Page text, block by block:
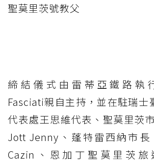
聖莫里茨號教父
締結儀式由雷蒂亞鐵路執
Fasciati親自主持，並在駐瑞士
代表處王思維代表、聖莫里茨
Jott Jenny、蓬特雷西納市長
Cazin、恩加丁聖莫里茨旅